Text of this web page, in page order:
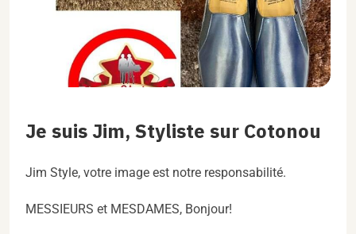
Je suis Jim, Styliste sur Cotonou
Jim Style, votre image est notre responsabilité.
MESSIEURS et MESDAMES, Bonjour!